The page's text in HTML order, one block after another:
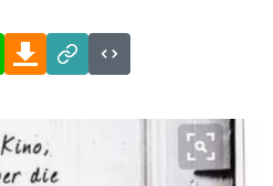
WhatsAppDownload
Link
Code